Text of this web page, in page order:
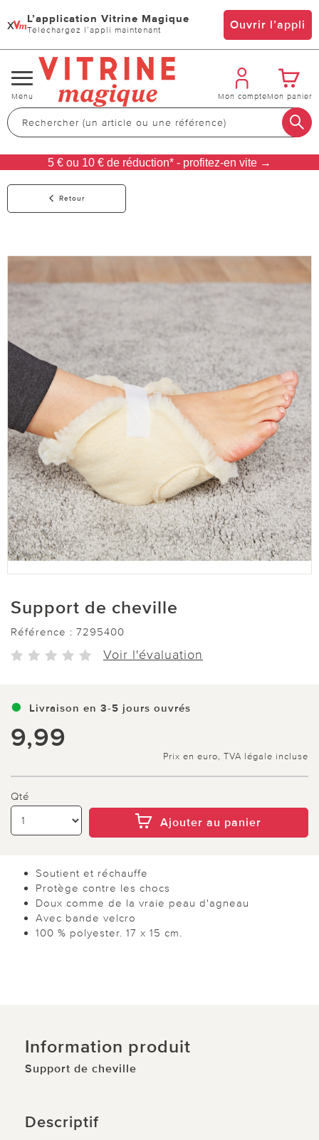
x L’application Vitrine Magique
Téléchargez l’appli maintenant Ouvrir l’appli
Changer
de
navigation
Menu Mon compteMon panier
5 € ou 10 € de réduction* - profitez-en vite →
Retour
Support de cheville
Référence : 7295400
Voir l'évaluation
Livraison en 3-5 jours ouvrés
9,99
Prix en euro, TVA légale incluse
Qté
Ajouter au panier
Soutient et réchauffe
Protège contre les chocs
Doux comme de la vraie peau d'agneau
Avec bande velcro
100 % polyester. 17 x 15 cm.
Information produit
Support de cheville
Descriptif